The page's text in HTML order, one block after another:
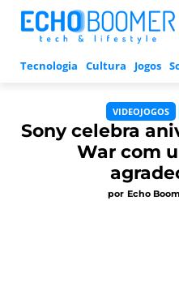
Tecnologia Cultura Jogos
VIDEOJOGOS
Sony celebra
War com
por Echo